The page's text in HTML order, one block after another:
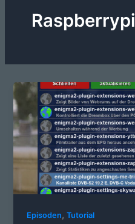
Raspberrypi
Episoden,Tutorial